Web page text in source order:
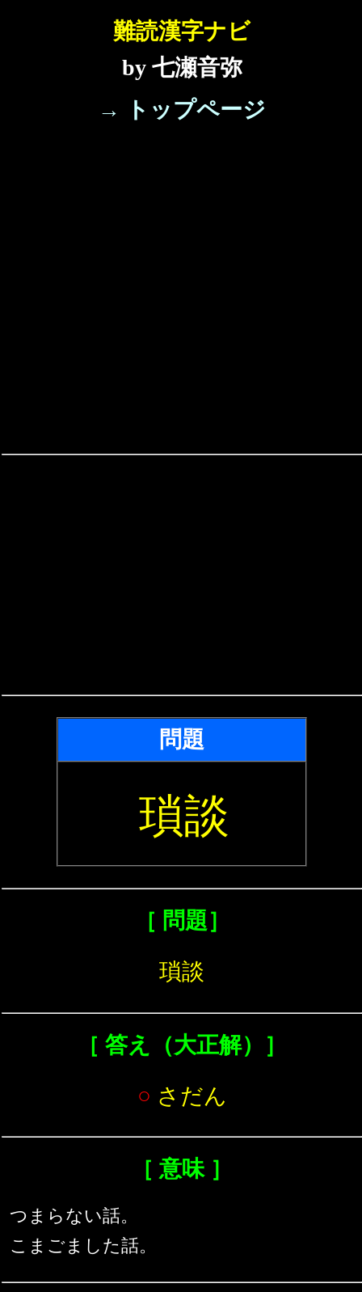
難読漢字ナビ
by 七瀬音弥
→ トップページ
問題
瑣談
［ 問題］
瑣談
［ 答え（大正解）］
○ さだん
［ 意味 ］
つまらない話。
こまごました話。